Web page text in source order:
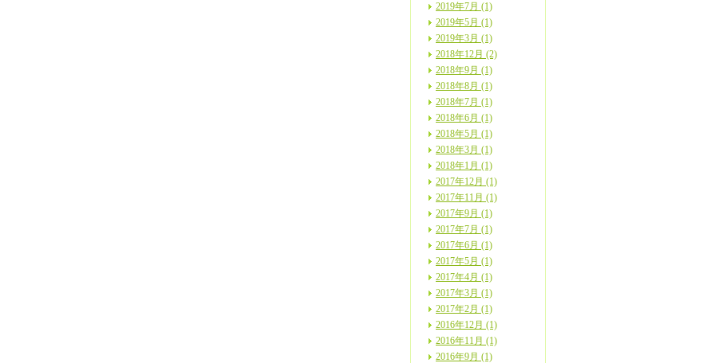
2019年7月 (1)
2019年5月 (1)
2019年3月 (1)
2018年12月 (2)
2018年9月 (1)
2018年8月 (1)
2018年7月 (1)
2018年6月 (1)
2018年5月 (1)
2018年3月 (1)
2018年1月 (1)
2017年12月 (1)
2017年11月 (1)
2017年9月 (1)
2017年7月 (1)
2017年6月 (1)
2017年5月 (1)
2017年4月 (1)
2017年3月 (1)
2017年2月 (1)
2016年12月 (1)
2016年11月 (1)
2016年9月 (1)